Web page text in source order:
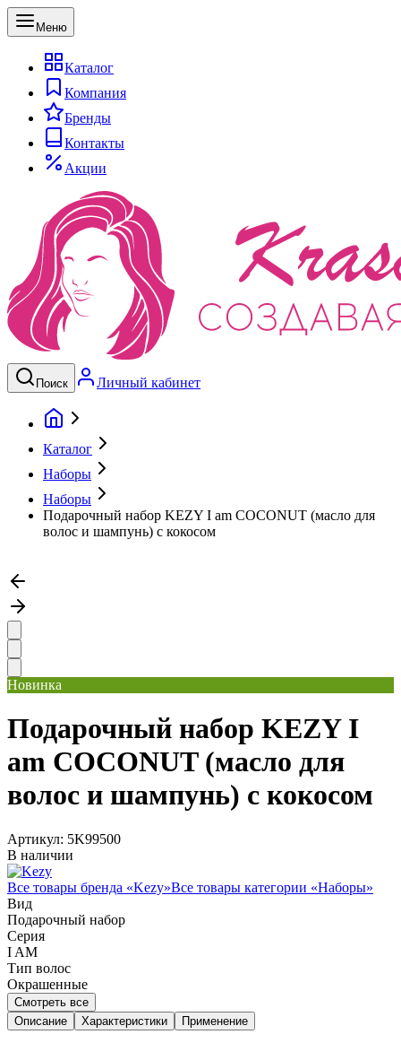
Меню
Каталог
Компания
Бренды
Контакты
Акции
Поиск Личный кабинет
Каталог
Наборы
Наборы
Подарочный набор KEZY I am COCONUT (масло для
волос и шампунь) с кокосом
Новинка
Подарочный набор KEZY I
am COCONUT (масло для
волос и шампунь) с кокосом
Артикул: 5K99500
В наличии
Все товары бренда «Kezy»Все товары категории «Наборы»
Вид
Подарочный набор
Серия
I AM
Тип волос
Окрашенные
Смотреть все
Описание
Характеристики Применение